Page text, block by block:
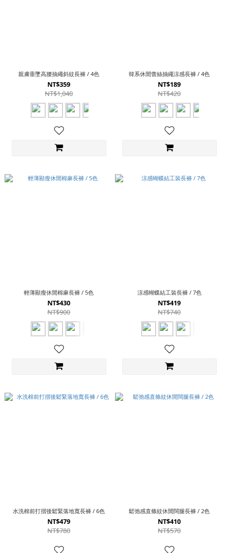
親膚垂墜高腰抽繩斜紋長褲 / 4色
NT$359
NT$1,040
韓系休閒蕾絲抽繩涼感長褲 / 4色
NT$189
NT$420
輕薄顯瘦休閒棉麻長褲 / 5色
NT$430
NT$900
涼感蝴蝶結工裝長褲 / 7色
NT$419
NT$740
水洗棉前打摺後鬆緊落地寬長褲 / 6色
NT$479
NT$780
鬆弛感直條紋休閒闊腿長褲 / 2色
NT$410
NT$570